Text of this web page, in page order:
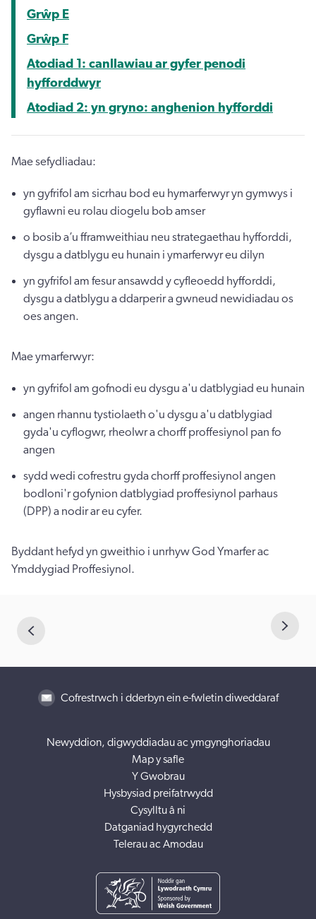
Grŵp E
Grŵp F
Atodiad 1: canllawiau ar gyfer penodi
hyfforddwyr
Atodiad 2: yn gryno: anghenion hyfforddi
Mae sefydliadau:
yn gyfrifol am sicrhau bod eu hymarferwyr yn gymwys i
gyflawni eu rolau diogelu bob amser
o bosib a’u fframweithiau neu strategaethau hyfforddi,
dysgu a datblygu eu hunain i ymarferwyr eu dilyn
yn gyfrifol am fesur ansawdd y cyfleoedd hyfforddi,
dysgu a datblygu a ddarperir a gwneud newidiadau os
oes angen.
Mae ymarferwyr:
yn gyfrifol am gofnodi eu dysgu a'u datblygiad eu hunain
angen rhannu tystiolaeth o'u dysgu a'u datblygiad
gyda'u cyflogwr, rheolwr a chorff proffesiynol pan fo
angen
sydd wedi cofrestru gyda chorff proffesiynol angen
bodloni'r gofynion datblygiad proffesiynol parhaus
(DPP) a nodir ar eu cyfer.
Byddant hefyd yn gweithio i unrhyw God Ymarfer ac
Ymddygiad Proffesiynol.
Cofrestrwch i dderbyn ein e-fwletin diweddaraf
Newyddion, digwyddiadau ac ymgynghoriadau
Map y safle
Y Gwobrau
Hysbysiad preifatrwydd
Cysylltu â ni
Datganiad hygyrchedd
Telerau ac Amodau